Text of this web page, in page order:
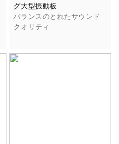
グ大型振動板
バランスのとれたサウンド
クオリティ